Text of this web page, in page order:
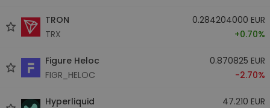
TRON
TRX
0.284204000 EUR
+0.70%
Figure Heloc
FIGR_HELOC
0.870825 EUR
-2.70%
Hyperliquid
47.210 EUR